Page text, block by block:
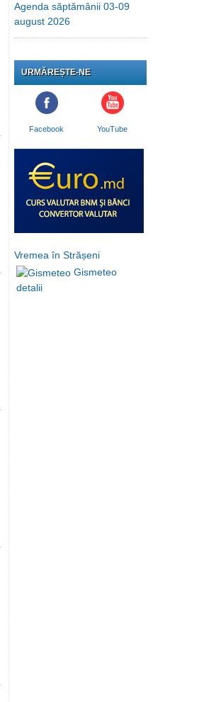
Agenda săptămânii 03-09
august 2026
URMĂREȘTE-NE
Facebook YouTube
Vremea în Strășeni
Gismeteo
detalii